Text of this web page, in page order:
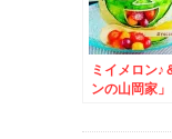
ミイメロン♪
ンの山岡家